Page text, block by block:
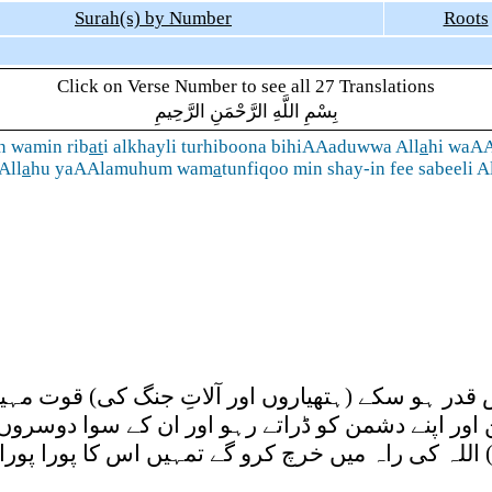
Surah(s) by Number Roots
Click on Verse Number to see all 27 Translations
بِسْمِ اللَّهِ الرَّحْمَنِ الرَّحِيمِ
wamin ribati alkhayli turhiboona bihiAAaduwwa Allahi
ahu yaAAlamuhum wamatunfiqoo min shay-in fee sabeeli
ہو سکے (ہتھیاروں اور آلاتِ جنگ کی) قوت
اپنے دشمن کو ڈراتے رہو اور ان کے سوا
اللہ کی راہ میں خرچ کرو گے تمہیں اس کا پورا